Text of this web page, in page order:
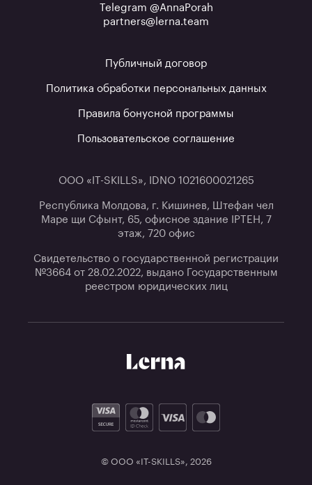
Telegram @AnnaPorah
partners@lerna.team
Публичный договор
Политика обработки персональных данных
Правила бонусной программы
Пользовательское соглашение
ООО «IT-SKILLS», IDNO 1021600021265
Республика Молдова, г. Кишинев, Штефан чел
Маре щи Сфынт, 65, офисное здание IPTEH, 7
этаж, 720 офис
Свидетельство о государственной регистрации
№3664 от 28.02.2022, выдано Государственным
реестром юридических лиц
© ООО «IT-SKILLS», 2026